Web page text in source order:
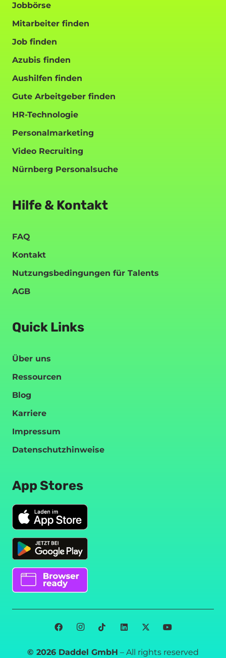
Jobbörse
Mitarbeiter finden
Job finden
Azubis finden
Aushilfen finden
Gute Arbeitgeber finden
HR-Technologie
Personalmarketing
Video Recruiting
Nürnberg Personalsuche
Hilfe & Kontakt
FAQ
Kontakt
Nutzungsbedingungen für Talents
AGB
Quick Links
Über uns
Ressourcen
Blog
Karriere
Impressum
Datenschutzhinweise
App Stores
© 2026 Daddel GmbH – All rights reserved